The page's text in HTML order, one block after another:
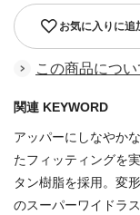
お気に入りに追
この商品につ
関連 KEYWORD
アッパーにしなやか
たフィッティングを
タン樹脂を採用。変
のスーパーワイド